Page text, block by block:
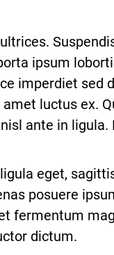
ipsum
imperdiet sed
luctus ex.
ante in
eget,
posuere
fermentum
dictum.